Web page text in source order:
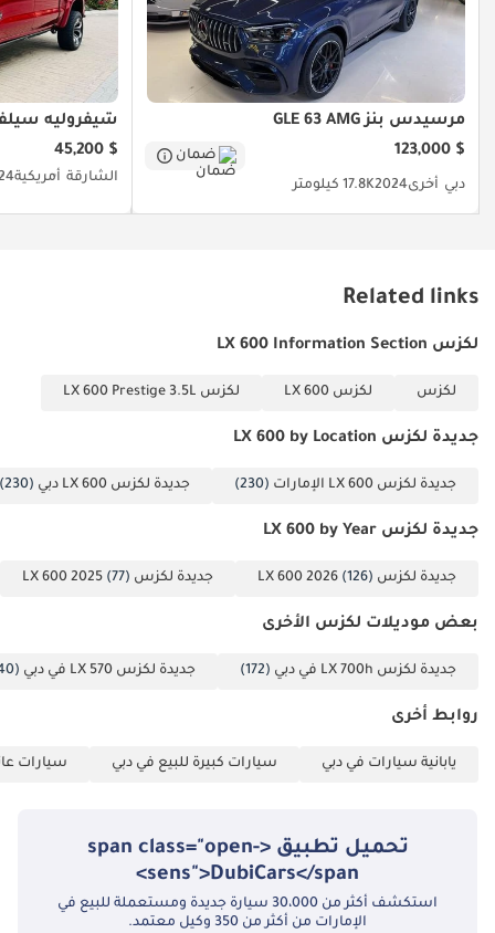
مرسيدس بنز GLE 63 AMG
$ 123,000
ضمان
دبي أخرى202417.8K كيلومتر
شيفروليه
$ 45,200
الشارقة أمريكية
Related links
لكزس LX 600 Information Section
لكزس لكزس LX 600 لكزس LX 600 Prestige 3.5L
جديدة لكزس LX 600 by Location
جديدة لكزس LX 600 الإمارات (230) جديدة لكزس LX 600 دبي (230)
جديدة لكزس LX 600 by Year
جديدة لكزس LX 600 2026 (126) جديدة لكزس LX 600 2025 (77)
بعض موديلات لكزس الأخرى
جديدة لكزس LX 700h في دبي (172) جديدة لكزس LX 570 في دبي (40)
روابط أخرى
يابانية سيارات في دبي سيارات كبيرة للبيع في دبي سيارات
تحميل تطبيق <span class="open-
sens">DubiCars</span>
استكشف أكثر من 30،000 سيارة جديدة ومستعملة للبيع في
الإمارات من أكثر من 350 وكيل معتمد.